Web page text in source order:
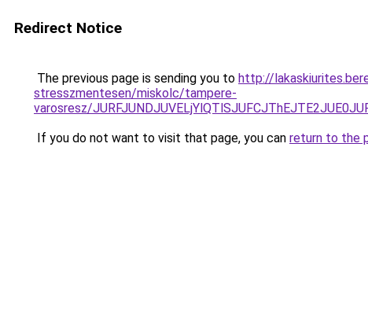
Redirect Notice
The previous page is sending you to http://
stresszmentesen/miskolc/tampere-
varosresz/
If you do not want to visit that page, you can return to the